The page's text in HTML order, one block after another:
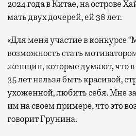
2024 года в Китае, на острове
мать двух дочерей, ей 38 лет.
«Для меня участие в конкурсе
возможность стать
женщин, которые думают, что в
35 лет нельзя быть красивой,
ухоженной, любить себя. Мне
им на своем примере, что это
говорит Грунина.